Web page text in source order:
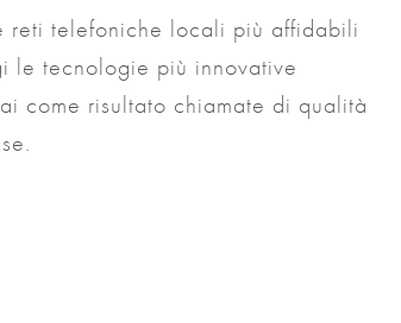
reti telefoniche locali più affidabili
le tecnologie più innovative
come risultato chiamate di qualità